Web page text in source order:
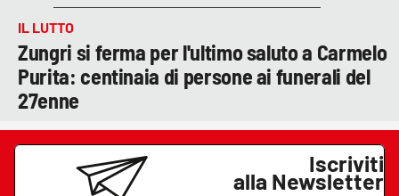
IL LUTTO
Zungri si ferma per l'ultimo saluto a Carmelo
Purita: centinaia di persone ai funerali del
27enne
Iscriviti
alla Newsletter